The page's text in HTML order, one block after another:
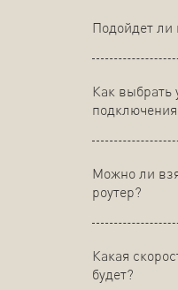
Подойдет ли
Как выбрать
Можно ли
роутер?
Какая
будет?